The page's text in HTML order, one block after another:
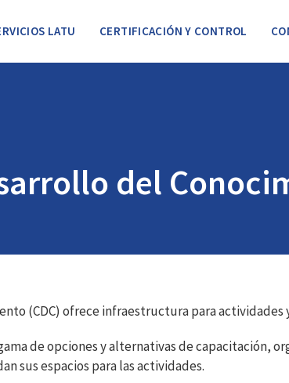
LATU CERTIFICACIÓN Y CONTROL
del
(CDC) ofrece infraestructura para
de opciones y alternativas de capacitación,
sus espacios para las actividades.